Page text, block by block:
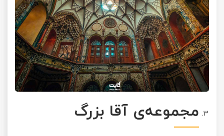
مجموعه‌ی آقا بزرگ